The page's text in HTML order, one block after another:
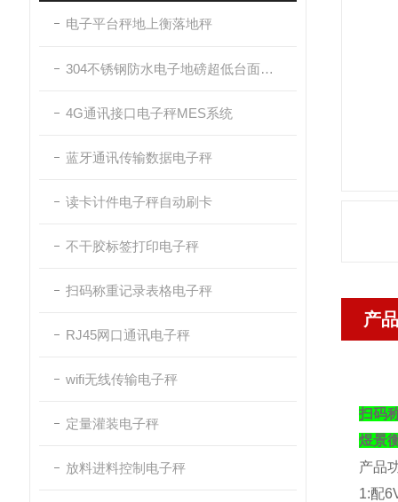
电子平台秤地上衡落地秤
304不锈钢防水电子地磅超低台面带斜坡
4G通讯接口电子秤MES系统
蓝牙通讯传输数据电子秤
读卡计件电子秤自动刷卡
不干胶标签打印电子秤
扫码称重记录表格电子秤
RJ45网口通讯电子秤
wifi无线传输电子秤
定量灌装电子秤
放料进料控制电子秤
产
扫码
煜景
产品
1:配